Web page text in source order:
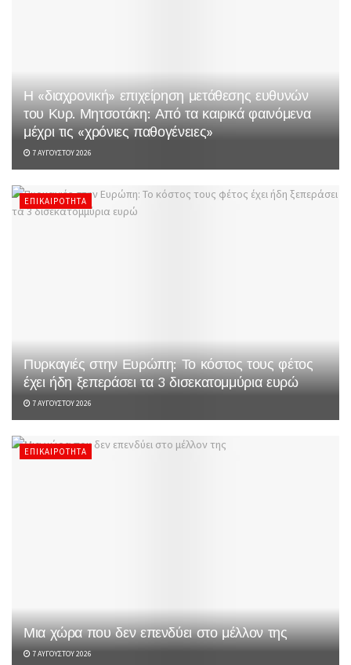
Η «διαχρονική» επιχείρηση μετάθεσης ευθυνών
του Κυρ. Μητσοτάκη: Από τα καιρικά φαινόμενα
μέχρι τις «χρόνιες παθογένειες»
7 ΑΥΓΟΎΣΤΟΥ 2026
ΕΠΙΚΑΙΡΌΤΗΤΑ
Πυρκαγιές στην Ευρώπη: Το κόστος τους φέτος
έχει ήδη ξεπεράσει τα 3 δισεκατομμύρια ευρώ
7 ΑΥΓΟΎΣΤΟΥ 2026
ΕΠΙΚΑΙΡΌΤΗΤΑ
Μια χώρα που δεν επενδύει στο μέλλον της
7 ΑΥΓΟΎΣΤΟΥ 2026